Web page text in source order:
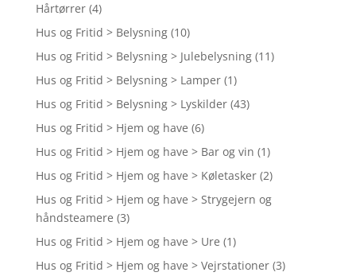
Hårtørrer (4)
Hus og Fritid > Belysning (10)
Hus og Fritid > Belysning > Julebelysning (11)
Hus og Fritid > Belysning > Lamper (1)
Hus og Fritid > Belysning > Lyskilder (43)
Hus og Fritid > Hjem og have (6)
Hus og Fritid > Hjem og have > Bar og vin (1)
Hus og Fritid > Hjem og have > Køletasker (2)
Hus og Fritid > Hjem og have > Strygejern og
håndsteamere (3)
Hus og Fritid > Hjem og have > Ure (1)
Hus og Fritid > Hjem og have > Vejrstationer (3)